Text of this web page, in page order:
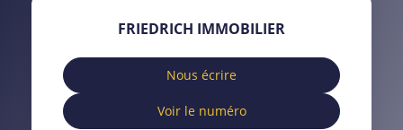
VOITURE
DISTANCE DE L'AÉROPORT : SUPERFICIE :
RÉSULTATS DES LYCÉES ECOLES ET CRÈCHES
FRIEDRICH IMMOBILIER
Nous écrire
Voir le numéro